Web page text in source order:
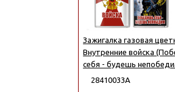
Зажигалка газовая
Внутренние войска
себя - будешь
28410033А